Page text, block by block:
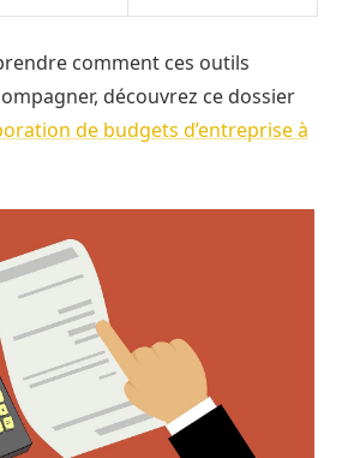
comment ces outils
découvrez ce dossier
de budgets d’entreprise à